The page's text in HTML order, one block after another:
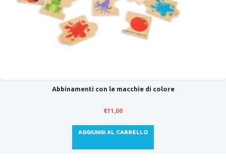
Abbinamenti con le macchie di colore
€11,00
AGGIUNGI AL CARRELLO